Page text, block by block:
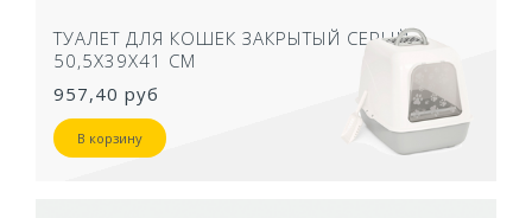
ТУАЛЕТ ДЛЯ КОШЕК ЗАКРЫТЫЙ СЕРЫЙ
50,5Х39Х41 СМ
957,40 руб
В корзину